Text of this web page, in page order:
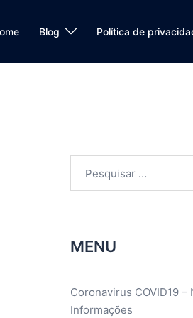
Blog Política de
por:
MENU
Coronavirus COVID19 –
Informações